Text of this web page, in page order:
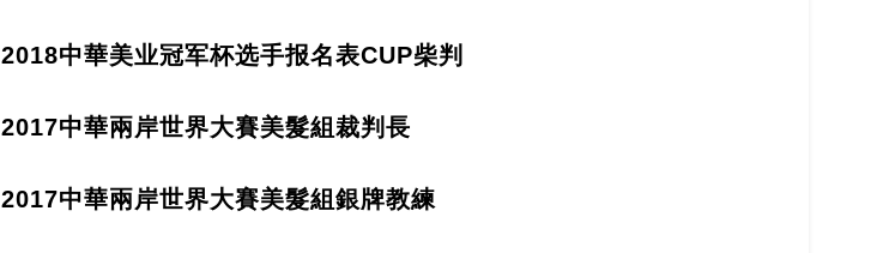
2018中華美业冠军杯选手报名表CUP柴判
2017中華兩岸世界大賽美髮組 裁判長
2017中華兩岸世界大賽美髮組銀牌教練